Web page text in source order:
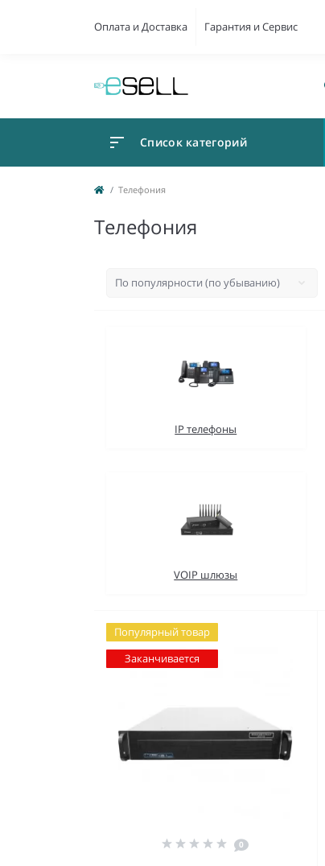
Оплата и Доставка Гарантия и Сервис
Список категорий
Телефония
Телефония
IP телефоны
VOIP шлюзы
Популярный товар
Заканчивается
0